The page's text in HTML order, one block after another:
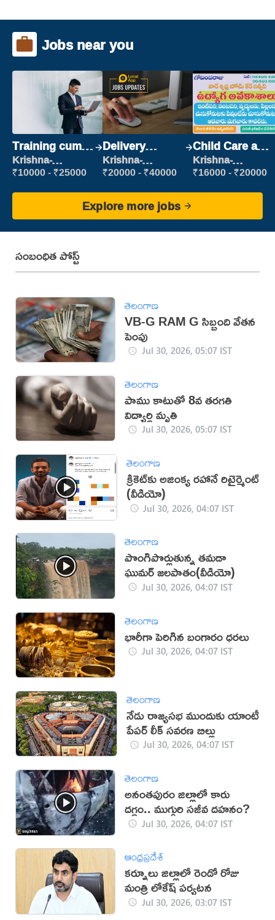
Jobs near you
Training cum
Placement
Krishna-
vijayawada
₹10000 - ₹25000
Delivery
Executive
Krishna-
vijayawada
₹20000 - ₹40000
Child Care and
Patient care
Krishna-
vijayawada
₹16000 - ₹20000
Explore more jobs
సంబంధిత పోస్ట్
తెలంగాణ
VB-G RAM G సిబ్బంది వేతన
పెంపు
Jul 30, 2026, 05:07 IST
తెలంగాణ
పాము కాటుతో 8వ తరగతి
విద్యార్థి మృతి
Jul 30, 2026, 05:07 IST
తెలంగాణ
క్రికెట్‌కు అజింక్య రహానే రిటైర్మెంట్
(వీడియో)
Jul 30, 2026, 04:07 IST
తెలంగాణ
పొంగిపొర్లుతున్న తమడా
ఘుమర్ జలపాతం(వీడియో)
Jul 30, 2026, 04:07 IST
తెలంగాణ
భారీగా పెరిగిన బంగారం ధరలు
Jul 30, 2026, 04:07 IST
తెలంగాణ
నేడు రాజ్యసభ ముందుకు యాంటీ
పేపర్ లీక్ సవరణ బిల్లు
Jul 30, 2026, 04:07 IST
తెలంగాణ
అనంతపురం జిల్లాలో కారు
దగ్ధం.. ముగ్గురి సజీవ దహనం?
Jul 30, 2026, 04:07 IST
ఆంధ్రప్రదేశ్
కర్నూలు జిల్లాలో రెండో రోజు
మంత్రి లోకేష్‌ పర్యటన
Jul 30, 2026, 03:07 IST